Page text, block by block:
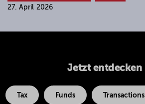
27. April 2026
Jetzt entdecken
Tax Funds Transactions